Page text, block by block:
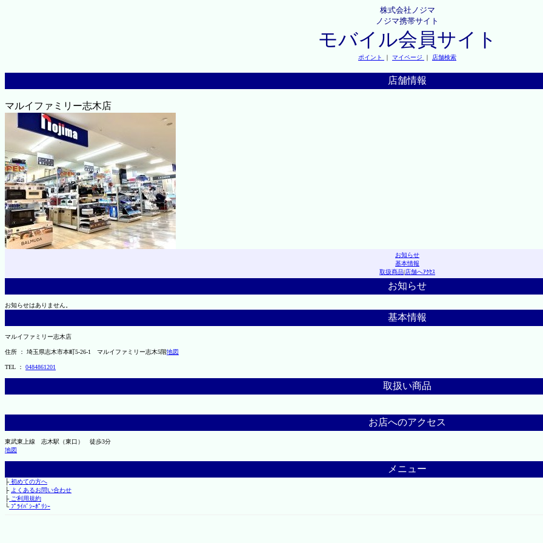
株式会社ノジマ
ノジマ携帯サイト
モバイル会員サイト
ポイント ｜ マイページ ｜ 店舗検索
店舗情報
マルイファミリー志木店
お知らせ
基本情報
取扱商品|店舗へｱｸｾｽ
お知らせ
お知らせはありません。
基本情報
マルイファミリー志木店
住所 ： 埼玉県志木市本町5-26-1 マルイファミリー志木5階地図
TEL ： 0484861201
取扱い商品
お店へのアクセス
東武東上線 志木駅（東口） 徒歩3分
地図
メニュー
├初めての方へ
├ よくあるお問い合わせ
├ご利用規約
└ﾌﾟﾗｲﾊﾞｼｰﾎﾟﾘｼｰ